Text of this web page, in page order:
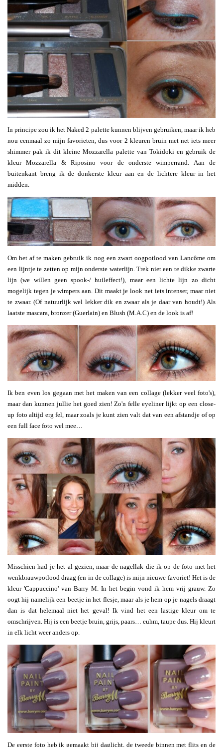
In principe zou ik het Naked 2 palette kunnen blijven gebruiken, maar ik heb
nou eenmaal zo mijn favorieten, dus voor 2 kleuren bruin met net iets meer
shimmer pak ik dit kleine Mozzarella palette van Tokidoki en gebruik de
kleur Mozzarella & Riposino voor de onderste wimperrand. Aan de
buitenkant breng ik de donkerste kleur aan en de lichtere kleur in het
midden.
Om het af te maken gebruik ik nog een zwart oogpotlood van Lancôme om
een lijntje te zetten op mijn onderste waterlijn. Trek niet een te dikke zwarte
lijn (we willen geen spook-/ huileffect!), maar een lichte lijn zo dicht
mogelijk tegen je wimpers aan. Dit maakt je look net iets intenser, maar niet
te zwaar. (Of natuurlijk wel lekker dik en zwaar als je daar van houdt!) Als
laatste mascara, bronzer (Guerlain) en Blush (M.A.C) en de look is af!
Ik ben even los gegaan met het maken van een collage (lekker veel foto's),
maar dan kunnen jullie het goed zien! Zo'n felle eyeliner lijkt op een close-
up foto altijd erg fel, maar zoals je kunt zien valt dat van een afstandje of op
een full face foto wel mee…
Misschien had je het al gezien, maar de nagellak die ik op de foto met het
wenkbrauwpotlood draag (en in de collage) is mijn nieuwe favoriet! Het is de
kleur 'Cappuccino' van Barry M. In het begin vond ik hem vrij grauw. Zo
oogt hij namelijk een beetje in het flesje, maar als je hem op je nagels draagt
dan is dat helemaal niet het geval! Ik vind het een lastige kleur om te
omschrijven. Hij is een beetje bruin, grijs, paars… euhm, taupe dus. Hij kleurt
in elk licht weer anders op.
De eerste foto heb ik gemaakt bij daglicht, de tweede binnen met flits en de